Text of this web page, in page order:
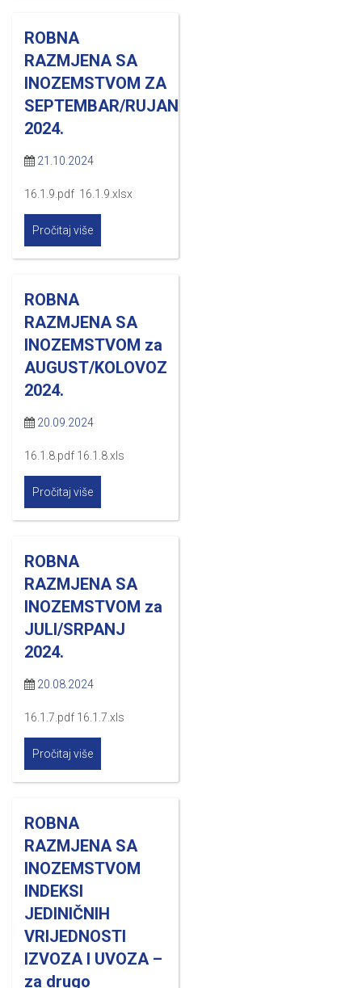
ROBNA
RAZMJENA SA
INOZEMSTVOM ZA
SEPTEMBAR/RUJAN
2024.
21.10.2024
16.1.9.pdf 16.1.9.xlsx
Pročitaj više
ROBNA
RAZMJENA SA
INOZEMSTVOM za
AUGUST/KOLOVOZ
2024.
20.09.2024
16.1.8.pdf 16.1.8.xls
Pročitaj više
ROBNA
RAZMJENA SA
INOZEMSTVOM za
JULI/SRPANJ
2024.
20.08.2024
16.1.7.pdf 16.1.7.xls
Pročitaj više
ROBNA
RAZMJENA SA
INOZEMSTVOM
INDEKSI
JEDINIČNIH
VRIJEDNOSTI
IZVOZA I UVOZA –
za drugo